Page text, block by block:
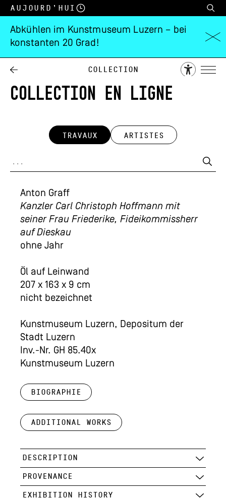
Aujourd’hui
Abkühlen im Kunstmuseum Luzern – bei
konstanten 20 Grad!
Collection
COLLECTION EN LIGNE
TRAVAUX ARTISTES
Anton Graff
Kanzler Carl Christoph Hoffmann mit
seiner Frau Friederike, Fideikommissherr
auf Dieskau
ohne Jahr
Öl auf Leinwand
207 x 163 x 9 cm
nicht bezeichnet
Kunstmuseum Luzern, Depositum der
Stadt Luzern
Inv.-Nr. GH 85.40x
Kunstmuseum Luzern
Biographie
Additional works
DESCRIPTION
PROVENANCE
EXHIBITION HISTORY